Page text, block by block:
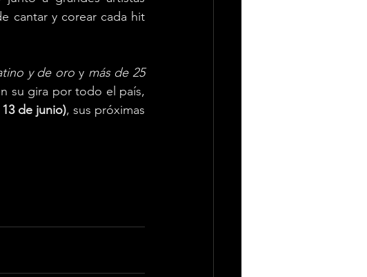
cantar y corear cada hit
y de oro y más de 25
su gira por todo el país,
13 de junio), sus próximas